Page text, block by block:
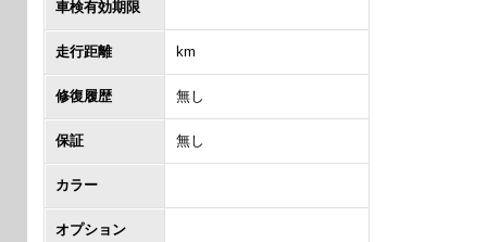
車検有効期限
走行距離 km
修復履歴 無し
保証 無し
カラー
オプション